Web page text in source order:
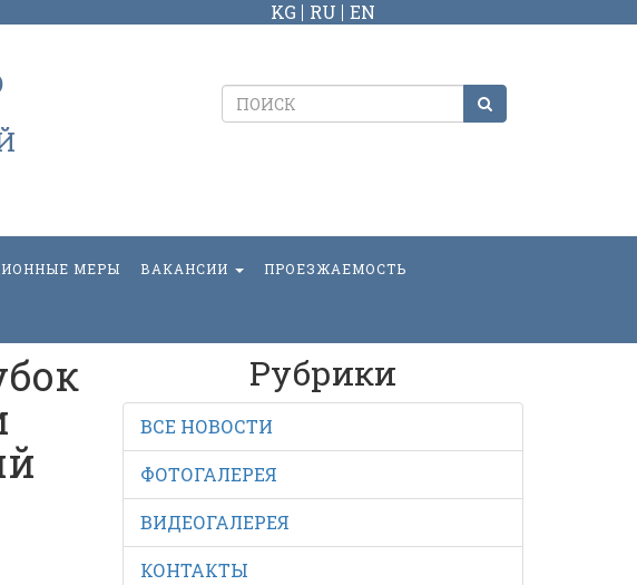
KG RU EN
МЕРЫ ВАКАНСИИ ПРОЕЗЖАЕМОСТЬ
Рубрики
ВСЕ НОВОСТИ
ФОТОГАЛЕРЕЯ
ВИДЕОГАЛЕРЕЯ
КОНТАКТЫ